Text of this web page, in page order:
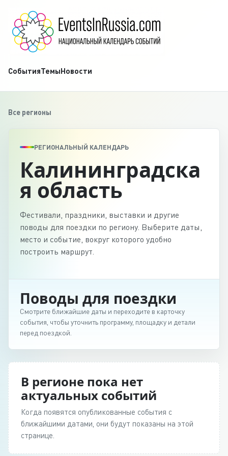
СобытияТемыНовости
Все регионы
РЕГИОНАЛЬНЫЙ КАЛЕНДАРЬ
Калининградска
я область
Фестивали, праздники, выставки и другие
поводы для поездки по региону. Выберите даты,
место и событие, вокруг которого удобно
построить маршрут.
Поводы для поездки
Смотрите ближайшие даты и переходите в карточку
события, чтобы уточнить программу, площадку и детали
перед поездкой.
В регионе пока нет
актуальных событий
Когда появятся опубликованные события с
ближайшими датами, они будут показаны на этой
странице.